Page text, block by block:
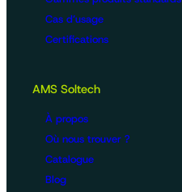
Cas d’usage
Certifications
AMS Soltech
À propos
Où nous trouver ?
Catalogue
Blog